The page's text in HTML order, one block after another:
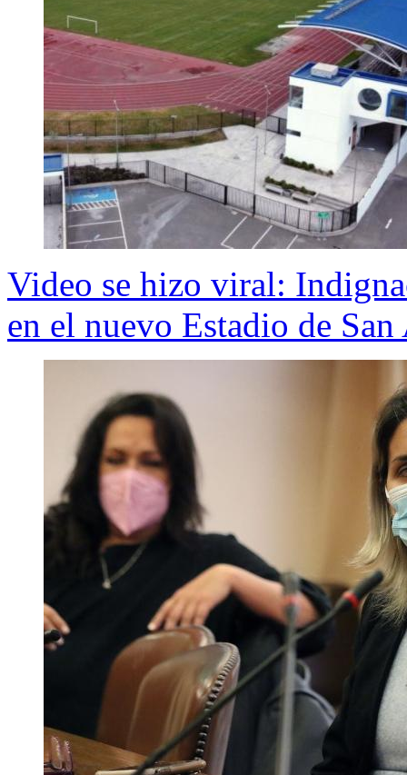
Video se hizo viral:
en el nuevo Estadio de